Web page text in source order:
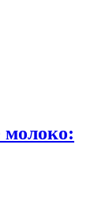
молоко: